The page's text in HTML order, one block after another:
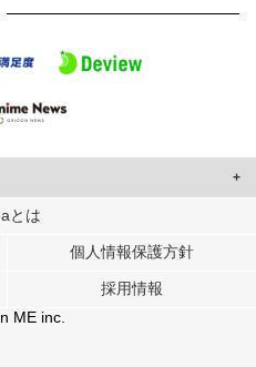
ーザーに合わせたコンテンツや広告の
ートナーに提供しています。
各パートナーに提供した他の情報や、
用したときに収集した他の情報を組み
とは
個人情報保護方針
採用情報
ME inc.